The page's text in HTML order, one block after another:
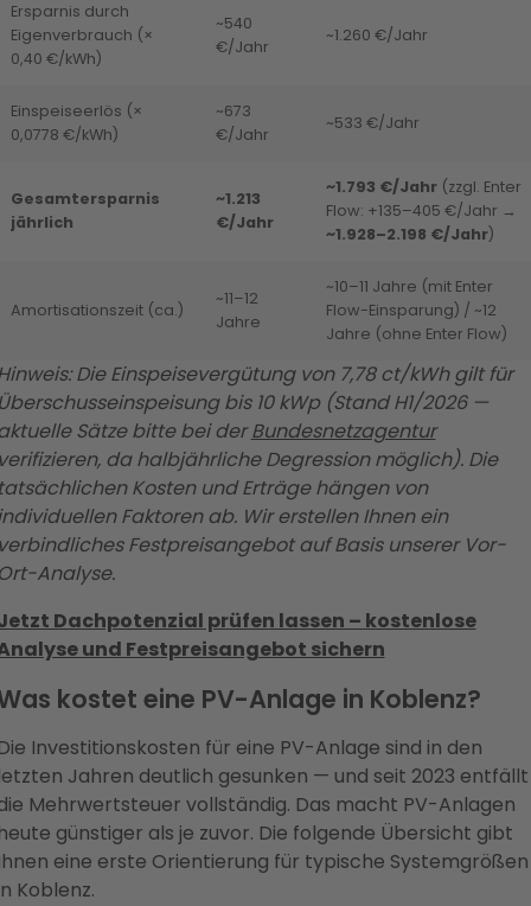
Ersparnis durch
Eigenverbrauch (×
0,40 €/kWh)
~540
€/Jahr
~1.260 €/Jahr
Einspeiseerlös (×
0,0778 €/kWh)
~673
€/Jahr
~533 €/Jahr
Gesamtersparnis
jährlich
~1.213
€/Jahr
~1.793 €/Jahr(zzgl. Enter
Flow: +135–405 €/Jahr →
~1.928–2.198 €/Jahr)
Amortisationszeit (ca.)
~11–12
Jahre
~10–11 Jahre (mit Enter
Flow-Einsparung) / ~12
Jahre (ohne Enter Flow)
Die Einspeisevergütung von 7,78 ct/kWh gilt für
bis 10 kWp (Stand H1/2026 —
Sätze bitte bei derBundesnetzagentur
da halbjährliche Degression möglich). Die
Kosten und Erträge hängen von
Faktoren ab. Wir erstellen Ihnen ein
Festpreisangebot auf Basis unserer Vor-
Analyse.
Dachpotenzial prüfen lassen – kostenlose
und Festpreisangebot sichern
kostet eine PV-Anlage in Koblenz?
Investitionskosten für eine PV-Anlage sind in den
Jahren deutlich gesunken — und seit 2023 entfällt
Mehrwertsteuer vollständig. Das macht PV-Anlagen
günstiger als je zuvor. Die folgende Übersicht gibt
eine erste Orientierung für typische Systemgrößen
Koblenz.